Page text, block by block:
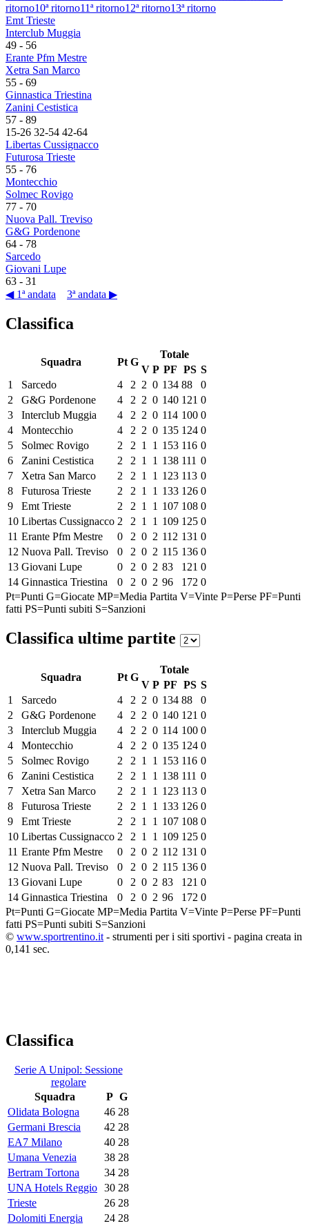
ritorno10ª ritorno11ª ritorno12ª ritorno13ª ritorno
Emt Trieste
Interclub Muggia
49 - 56
Erante Pfm Mestre
Xetra San Marco
55 - 69
Ginnastica Triestina
Zanini Cestistica
57 - 89
15-26 32-54 42-64
Libertas Cussignacco
Futurosa Trieste
55 - 76
Montecchio
Solmec Rovigo
77 - 70
Nuova Pall. Treviso
G&G Pordenone
64 - 78
Sarcedo
Giovani Lupe
63 - 31
◀ 1ª andata
3ª andata ▶
Classifica
Squadra Pt G
Totale
V P PF PS S
1
Sarcedo 4 2 2 0 134 88
0
2
G&G Pordenone 4 2 2 0 140 121 0
3
Interclub Muggia 4 2 2 0 114 100 0
4
Montecchio 4 2 2 0 135 124 0
5
Solmec Rovigo 2 2 1 1 153 116 0
6
Zanini Cestistica 2 2 1 1 138 111 0
7
Xetra San Marco 2 2 1 1 123 113 0
8
Futurosa Trieste 2 2 1 1 133 126 0
9
Emt Trieste 2 2 1 1 107 108 0
10 Libertas Cussignacco 2 2 1 1 109 125 0
11 Erante Pfm Mestre 0 2 0 2 112 131 0
12 Nuova Pall. Treviso 0 2 0 2 115 136 0
13 Giovani Lupe 0 2 0 2 83 121 0
14 Ginnastica Triestina 0 2 0 2 96 172 0
Pt=Punti G=Giocate MP=Media Partita V=Vinte P=Perse PF=Punti
fatti PS=Punti subiti S=Sanzioni
Classifica ultime partite
Squadra Pt G
Totale
V P PF PS S
1
Sarcedo 4 2 2 0 134 88
0
2
G&G Pordenone 4 2 2 0 140 121 0
3
Interclub Muggia 4 2 2 0 114 100 0
4
Montecchio 4 2 2 0 135 124 0
5
Solmec Rovigo 2 2 1 1 153 116 0
6
Zanini Cestistica 2 2 1 1 138 111 0
7
Xetra San Marco 2 2 1 1 123 113 0
8
Futurosa Trieste 2 2 1 1 133 126 0
9
Emt Trieste 2 2 1 1 107 108 0
10 Libertas Cussignacco 2 2 1 1 109 125 0
11 Erante Pfm Mestre 0 2 0 2 112 131 0
12 Nuova Pall. Treviso 0 2 0 2 115 136 0
13 Giovani Lupe 0 2 0 2 83 121 0
14 Ginnastica Triestina 0 2 0 2 96 172 0
Pt=Punti G=Giocate MP=Media Partita V=Vinte P=Perse PF=Punti
fatti PS=Punti subiti S=Sanzioni
© www.sportrentino.it - strumenti per i siti sportivi - pagina creata in
0,141 sec.
Classifica
Serie A Unipol: Sessione
regolare
Squadra
P G
Olidata Bologna
46 28
Germani Brescia
42 28
EA7 Milano
40 28
Umana Venezia
38 28
Bertram Tortona
34 28
UNA Hotels Reggio 30 28
Trieste
26 28
Dolomiti Energia
24 28